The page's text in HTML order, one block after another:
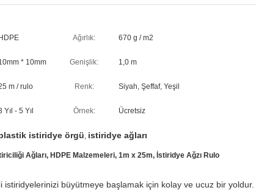
HDPE Ağırlık: 670 g / m2
* 10mm Genişlik: 1,0 m
m / rulo Renk: Siyah, Şeffaf, Yeşil
Yıl - 5 Yıl Örnek: Ücretsiz
istiridye örgü, istiridye ağları
Ağları, HDPE Malzemeleri, 1m x 25m, İstiridye Ağzı Rulo
istiridyelerinizi büyütmeye başlamak için kolay ve ucuz bir yoldur.